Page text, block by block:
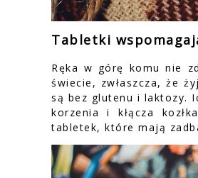
Tabletki
Ręka w górę komu nie
świecie, zwłaszcza, że
są bez glutenu i laktozy.
korzenia i kłącza
tabletek, które mają